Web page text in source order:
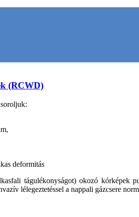
(RCWD)
deformitás
tágulékonyságot) okozó kórképek
lélegeztetéssel a nappali gázcsere